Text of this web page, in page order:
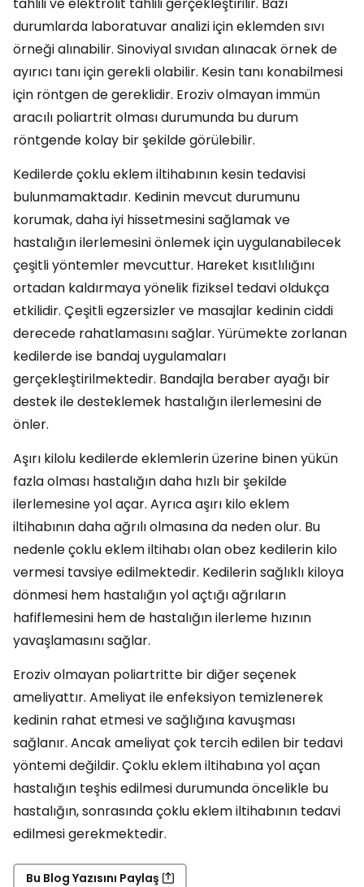
durumlarda laboratuvar analizi için eklemden sıvı
örneği alınabilir. Sinoviyal sıvıdan alınacak örnek de
ayırıcı tanı için gerekli olabilir. Kesin tanı konabilmesi
için röntgen de gereklidir. Eroziv olmayan immün
aracılı poliartrit olması durumunda bu durum
röntgende kolay bir şekilde görülebilir.
Kedilerde çoklu eklem iltihabının kesin tedavisi
bulunmamaktadır. Kedinin mevcut durumunu
korumak, daha iyi hissetmesini sağlamak ve
hastalığın ilerlemesini önlemek için uygulanabilecek
çeşitli yöntemler mevcuttur. Hareket kısıtlılığını
ortadan kaldırmaya yönelik fiziksel tedavi oldukça
etkilidir. Çeşitli egzersizler ve masajlar kedinin ciddi
derecede rahatlamasını sağlar. Yürümekte zorlanan
kedilerde ise bandaj uygulamaları
gerçekleştirilmektedir. Bandajla beraber ayağı bir
destek ile desteklemek hastalığın ilerlemesini de
önler.
Aşırı kilolu kedilerde eklemlerin üzerine binen yükün
fazla olması hastalığın daha hızlı bir şekilde
ilerlemesine yol açar. Ayrıca aşırı kilo eklem
iltihabının daha ağrılı olmasına da neden olur. Bu
nedenle çoklu eklem iltihabı olan obez kedilerin kilo
vermesi tavsiye edilmektedir. Kedilerin sağlıklı kiloya
dönmesi hem hastalığın yol açtığı ağrıların
hafiflemesini hem de hastalığın ilerleme hızının
yavaşlamasını sağlar.
Eroziv olmayan poliartritte bir diğer seçenek
ameliyattır. Ameliyat ile enfeksiyon temizlenerek
kedinin rahat etmesi ve sağlığına kavuşması
sağlanır. Ancak ameliyat çok tercih edilen bir tedavi
yöntemi değildir. Çoklu eklem iltihabına yol açan
hastalığın teşhis edilmesi durumunda öncelikle bu
hastalığın, sonrasında çoklu eklem iltihabının tedavi
edilmesi gerekmektedir.
Bu Blog Yazısını Paylaş